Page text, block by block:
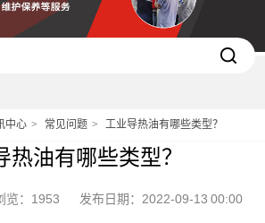
中心 常见问题 工业导热油有哪些类型？
热油有哪些类型？
览：1953 发布日期：2022-09-13 00:00